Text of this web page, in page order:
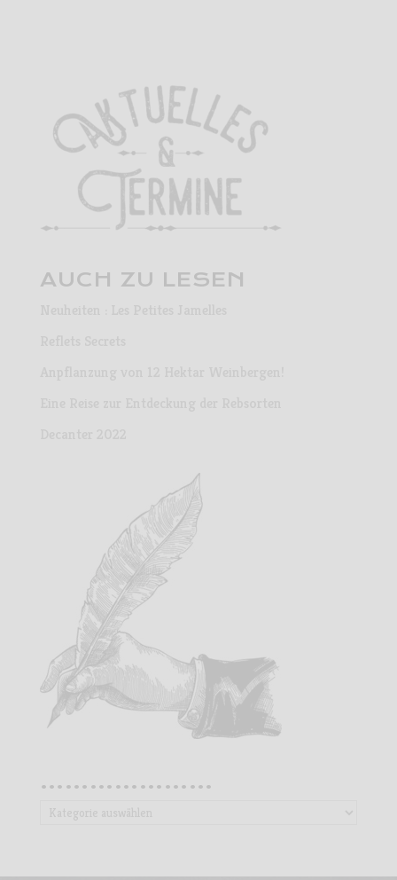
AUCH ZU LESEN
…………………